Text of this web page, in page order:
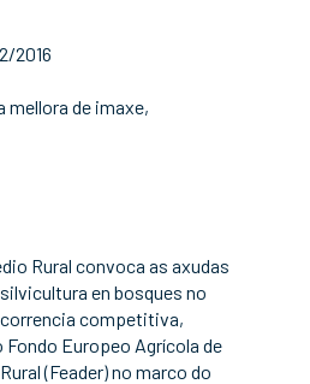
2016
mellora de imaxe,
Rural convoca as axudas
en bosques no
competitiva,
Europeo Agrícola de
(Feader) no marco do